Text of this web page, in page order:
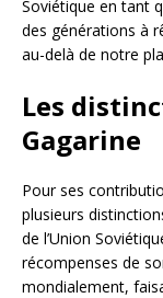
Soviétique en tant
des générations à
au-delà de notre
Les
Gagarine
Pour ses
plusieurs
de l’Union
récompenses de
mondialement,